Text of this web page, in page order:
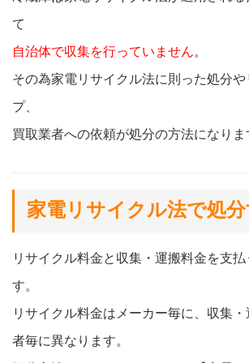
て
自治体で収集を行っていません。
その為家電リサイクル法に則った処分
プ、
買取業者への依頼が処分の方法になりま
家電リサイクル法で処
リサイクル料金と収集・運搬料金を支払
す。
リサイクル料金はメーカー毎に、収集
者毎に異なります。